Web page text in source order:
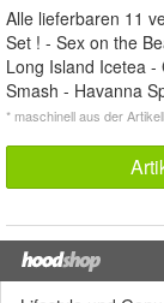
Alle lieferbaren 11
Set ! - Sex on the
Long Island Icetea -
Smash - Havanna
* maschinell aus der